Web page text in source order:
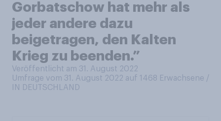
Gorbatschow hat mehr als
jeder andere dazu
beigetragen, den Kalten
Krieg zu beenden.”
Veröffentlicht am 31. August 2022
Umfrage vom 31. August 2022 auf 1468 Erwachsene /
IN DEUTSCHLAND